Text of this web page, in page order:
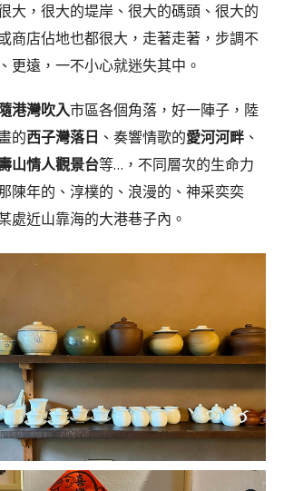
大，很大的堤岸、很大的碼頭、很大的
商店佔地也都很大，走著走著，步調不
更遠，一不小心就迷失其中。
港灣吹入市區各個角落，好一陣子，陸
的西子灣落日 、奏響情歌的愛河河畔 、
山情人觀景台等…，不同層次的生命力
陳年的、淳樸的、浪漫的、神采奕奕
處近山靠海的大港巷子內。